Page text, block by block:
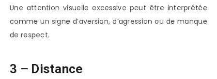
Une attention visuelle excessive peut être interprétée
comme un signe d’aversion, d’agression ou de manque
de respect.
3 – Distance